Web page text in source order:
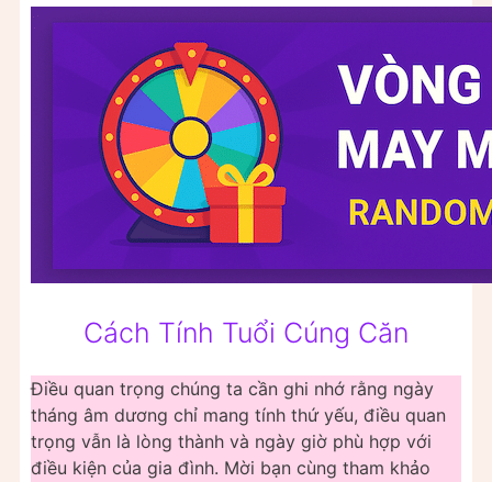
Cách Tính Tuổi Cúng Căn
Điều quan trọng chúng ta cần ghi nhớ rằng ngày
tháng âm dương chỉ mang tính thứ yếu, điều quan
trọng vẫn là lòng thành và ngày giờ phù hợp với
điều kiện của gia đình. Mời bạn cùng tham khảo